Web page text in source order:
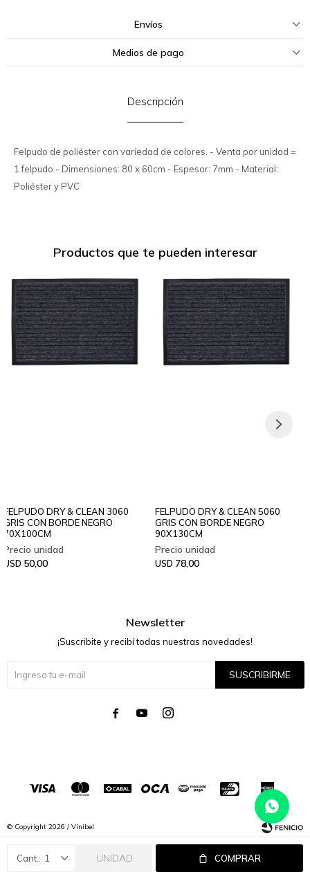
1 UNIDAD COMPRAR
Envíos
Medios de pago
Descripción
Felpudo de poliéster con variedad de colores. - Venta por unidad =
1 felpudo - Dimensiones: 80 x 60cm - Espesor: 7mm - Material:
Poliéster y PVC
Productos que te pueden interesar
FELPUDO DRY & CLEAN 3060
GRIS CON BORDE NEGRO
70X100CM
USD 50,00
FELPUDO DRY & CLEAN 5060
GRIS CON BORDE NEGRO
90X130CM
USD 78,00
Newsletter
¡Suscribite y recibí todas nuestras novedades!
SUSCRIBIRME
  
© Copyright 2026 / Vinibel